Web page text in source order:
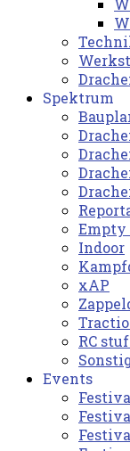
Spektrum
Empty
Indoor
xAP
RC
Events